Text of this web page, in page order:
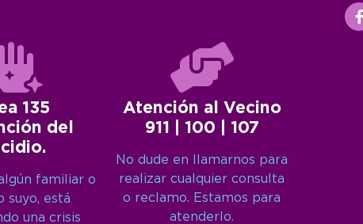
135
del
familiar o
suyo, está
una crisis
Atención al Vecino
911 | 100 | 107
No dude en llamarnos para
realizar cualquier consulta
o reclamo. Estamos para
atenderlo.